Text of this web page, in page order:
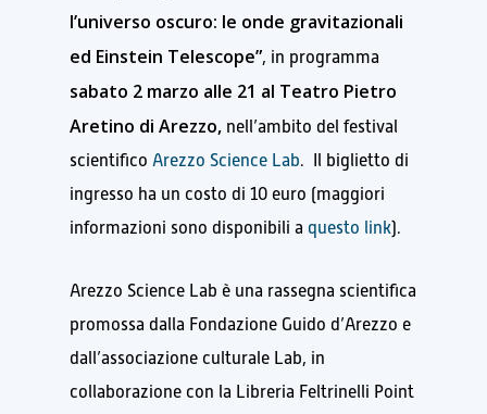
l’universo oscuro: le onde gravitazionali
ed Einstein Telescope”, in programma
sabato 2 marzo alle 21 al Teatro Pietro
Aretino di Arezzo, nell’ambito del festival
scientifico Arezzo Science Lab. Il biglietto di
ingresso ha un costo di 10 euro (maggiori
informazioni sono disponibili a questo link).
Arezzo Science Lab è una rassegna scientifica
promossa dalla Fondazione Guido d’Arezzo e
dall’associazione culturale Lab, in
collaborazione con la Libreria Feltrinelli Point